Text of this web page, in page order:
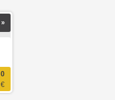
»
0
€